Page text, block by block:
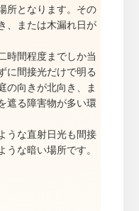
所となります。その
、または木漏れ日が
時間程度までしか当
に間接光だけで明る
の向きが北向き、ま
遮る障害物が多い環
うな直射日光も間接
うな暗い場所です。